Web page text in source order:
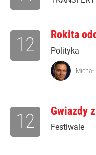
Rokita
Polityka
12
Gwiazdy
Festiwale
12